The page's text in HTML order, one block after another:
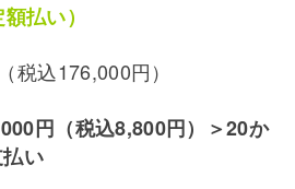
払い）
税込176,000円）
円（税込8,800円）＞20か
い